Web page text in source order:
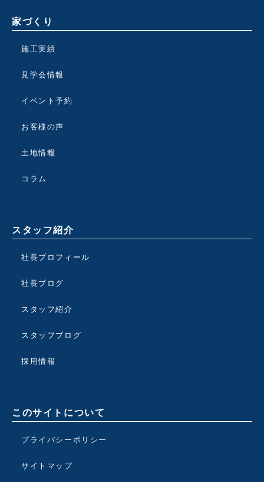
家づくり
施工実績
見学会情報
イベント予約
お客様の声
土地情報
コラム
スタッフ紹介
社長プロフィール
社長ブログ
スタッフ紹介
スタッフブログ
採用情報
このサイトについて
プライバシーポリシー
サイトマップ